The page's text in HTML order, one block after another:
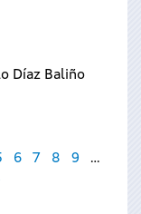
Díaz Baliño
6 7 8 9
…